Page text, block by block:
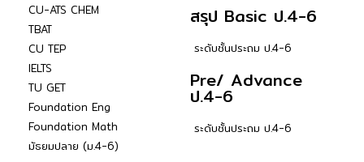
CU-ATS CHEM
TBAT
CU TEP
IELTS
TU GET
Foundation Eng
Foundation Math
มัธยมปลาย (ม.4-6)
สรุป Basic ป.4-6
ระดับชั้นประถม ป.4-6
Pre/ Advance
ป.4-6
ระดับชั้นประถม ป.4-6